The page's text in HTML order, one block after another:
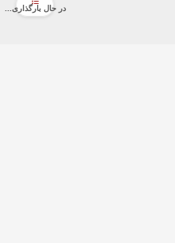
در حال بارگذاری...